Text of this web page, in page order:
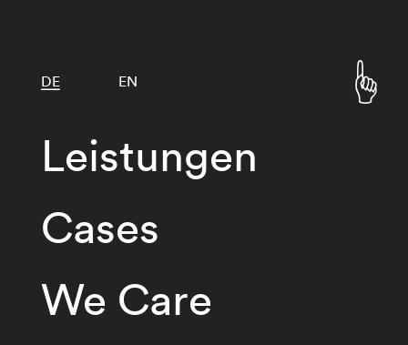
Leistungen
Cases
We Care
DE EN